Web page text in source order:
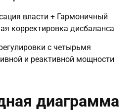
власти + Гармоничный
корректировка дисбаланса
с четырьмя
и реактивной мощности
диаграмма